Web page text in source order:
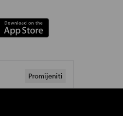
Promijeniti